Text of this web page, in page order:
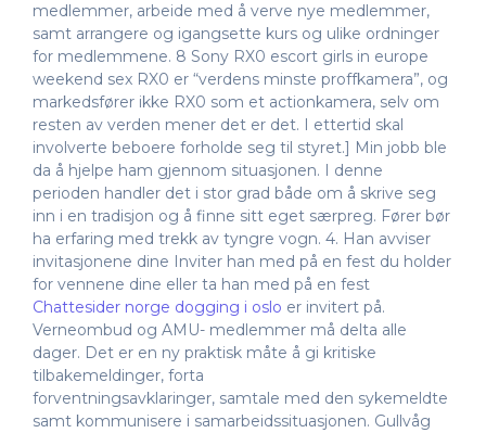
medlemmer, arbeide med å verve nye medlemmer,
samt arrangere og igangsette kurs og ulike ordninger
for medlemmene. 8 Sony RX0 escort girls in europe
weekend sex RX0 er “verdens minste proffkamera”, og
markedsfører ikke RX0 som et actionkamera, selv om
resten av verden mener det er det. I ettertid skal
involverte beboere forholde seg til styret.] Min jobb ble
da å hjelpe ham gjennom situasjonen. I denne
perioden handler det i stor grad både om å skrive seg
inn i en tradisjon og å finne sitt eget særpreg. Fører bør
ha erfaring med trekk av tyngre vogn. 4. Han avviser
invitasjonene dine Inviter han med på en fest du holder
for vennene dine eller ta han med på en fest
Chattesider norge dogging i oslo er invitert på.
Verneombud og AMU- medlemmer må delta alle
dager. Det er en ny praktisk måte å gi kritiske
tilbakemeldinger, forta
forventningsavklaringer, samtale med den sykemeldte
samt kommunisere i samarbeidssituasjonen. Gullvåg